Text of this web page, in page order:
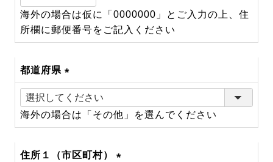
須)
海外の場合は仮に「0000000」とご入力の上、住
所欄に郵便番号をご記入ください
都道府県
(必
須)
海外の場合は「その他」を選んでください
住所１（市区町村）